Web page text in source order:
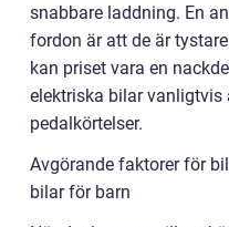
snabbare laddning. En
fordon är att de är
kan priset vara en
elektriska bilar vanligtvis
pedalkörtelser.
Avgörande faktorer för
bilar för barn